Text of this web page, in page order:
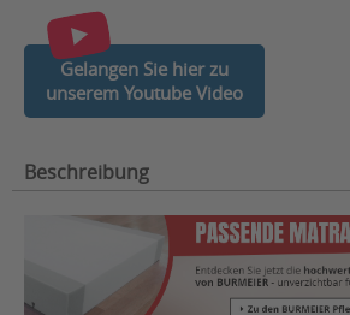
Gelangen Sie hier zu
unserem Youtube Video
Beschreibung